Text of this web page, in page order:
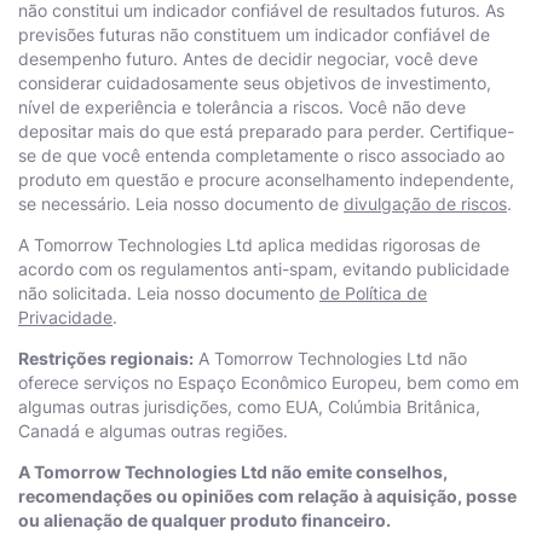
não constitui um indicador confiável de resultados futuros. As
previsões futuras não constituem um indicador confiável de
desempenho futuro. Antes de decidir negociar, você deve
considerar cuidadosamente seus objetivos de investimento,
nível de experiência e tolerância a riscos. Você não deve
depositar mais do que está preparado para perder. Certifique-
se de que você entenda completamente o risco associado ao
produto em questão e procure aconselhamento independente,
se necessário. Leia nosso documento de divulgação de riscos.
A Тоmоrrоw Technologies Ltd aplica medidas rigorosas de
acordo com os regulamentos anti-spam, evitando publicidade
não solicitada. Leia nosso documento de Política de
Privacidade.
Restrições regionais: A Тоmоrrоw Technologies Ltd não
oferece serviços no Espaço Econômico Europeu, bem como em
algumas outras jurisdições, como EUA, Colúmbia Britânica,
Canadá e algumas outras regiões.
A Тоmоrrоw Technologies Ltd não emite conselhos,
recomendações ou opiniões com relação à aquisição, posse
ou alienação de qualquer produto financeiro.